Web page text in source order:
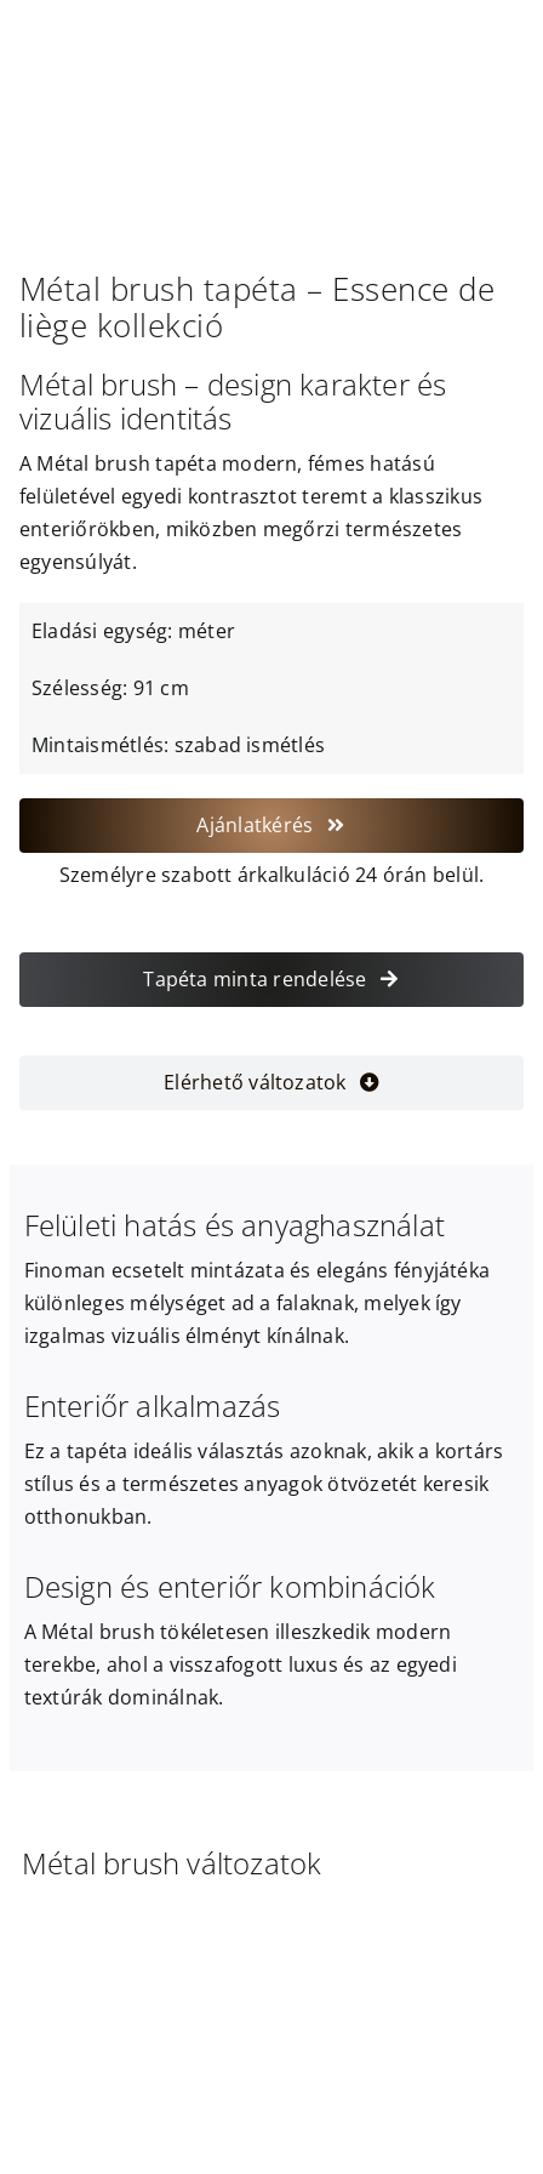
Métal brush tapéta – Essence de
liège kollekció
Métal brush – design karakter és
vizuális identitás
A Métal brush tapéta modern, fémes hatású
felületével egyedi kontrasztot teremt a klasszikus
enteriőrökben, miközben megőrzi természetes
egyensúlyát.
Eladási egység: méter
Szélesség: 91 cm
Mintaismétlés: szabad ismétlés
Ajánlatkérés
Személyre szabott árkalkuláció 24 órán belül.
Tapéta minta rendelése
Elérhető változatok
Felületi hatás és anyaghasználat
Finoman ecsetelt mintázata és elegáns fényjátéka
különleges mélységet ad a falaknak, melyek így
izgalmas vizuális élményt kínálnak.
Enteriőr alkalmazás
Ez a tapéta ideális választás azoknak, akik a kortárs
stílus és a természetes anyagok ötvözetét keresik
otthonukban.
Design és enteriőr kombinációk
A Métal brush tökéletesen illeszkedik modern
terekbe, ahol a visszafogott luxus és az egyedi
textúrák dominálnak.
Métal brush változatok